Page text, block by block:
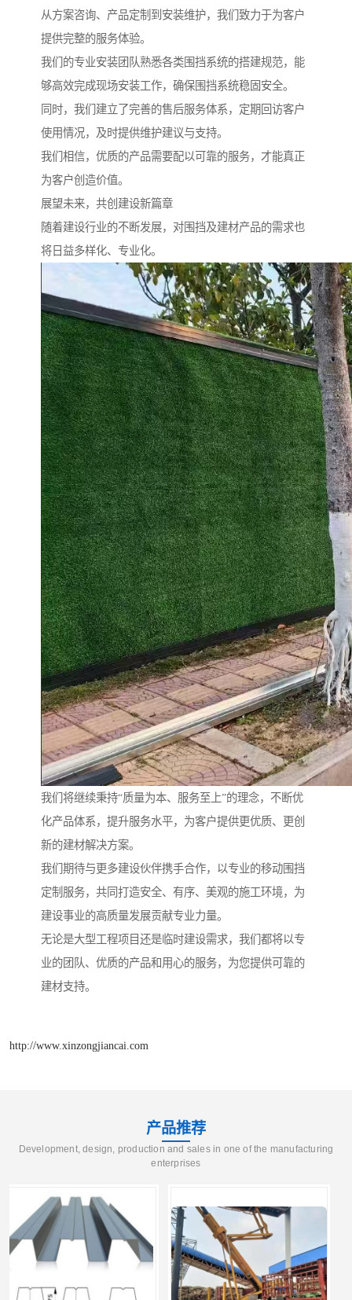
从方案咨询、产品定制到安装维护，我们致力于为客户
提供完整的服务体验。
我们的专业安装团队熟悉各类围挡系统的搭建规范，能
够高效完成现场安装工作，确保围挡系统稳固安全。
同时，我们建立了完善的售后服务体系，定期回访客户
使用情况，及时提供维护建议与支持。
我们相信，优质的产品需要配以可靠的服务，才能真正
为客户创造价值。
展望未来，共创建设新篇章
随着建设行业的不断发展，对围挡及建材产品的需求也
将日益多样化、专业化。
我们将继续秉持“质量为本、服务至上”的理念，不断优
化产品体系，提升服务水平，为客户提供更优质、更创
新的建材解决方案。
我们期待与更多建设伙伴携手合作，以专业的移动围挡
定制服务，共同打造安全、有序、美观的施工环境，为
建设事业的高质量发展贡献专业力量。
无论是大型工程项目还是临时建设需求，我们都将以专
业的团队、优质的产品和用心的服务，为您提供可靠的
建材支持。
http://www.xinzongjiancai.com
产品推荐
Development, design, production and sales in one of the manufacturing
enterprises